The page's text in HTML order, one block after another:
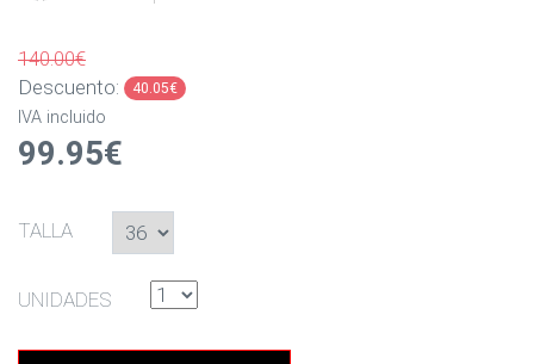
140.00€
Descuento:
40.05€
IVA incluido
99.95€
TALLA
UNIDADES